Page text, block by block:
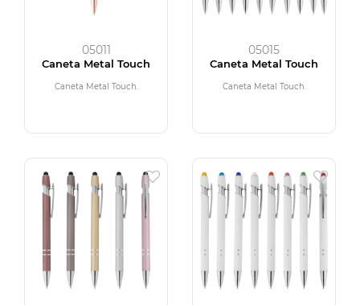
05011
Caneta Metal Touch
Caneta Metal Touch.
05015
Caneta Metal Touch
Caneta Metal Touch.